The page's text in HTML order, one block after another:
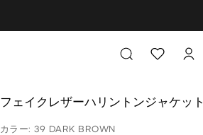
フェイクレザーハリントンジャケット
カラー: 39 DARK BROWN